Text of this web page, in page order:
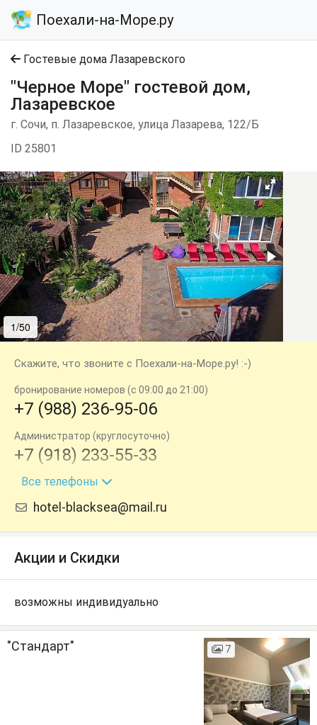
Поехали-на-Море.ру
Гостевые дома Лазаревского
"Черное Море" гостевой дом,
Лазаревское
г. Сочи, п. Лазаревское, улица Лазарева, 122/Б
ID 25801
1/50
Скажите, что звоните с Поехали-на-Море.ру! :-)
бронирование номеров (с 09:00 до 21:00)
+7 (988) 236-95-06
Администратор (круглосуточно)
+7 (918) 233-55-33
Администратор (круглосуточно)
+7 (862) 270-39-98
Все телефоны
hotel-blacksea@mail.ru
Акции и Скидки
возможны индивидуально
"Стандарт" 7